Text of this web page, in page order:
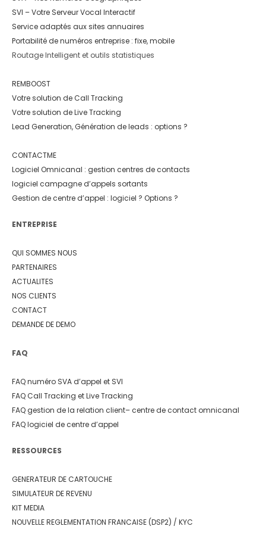
SVI – Votre Serveur Vocal Interactif
Service adaptés aux sites annuaires
Portabilité de numéros entreprise : fixe, mobile
Routage Intelligent et outils statistiques
REMBOOST
Votre solution de Call Tracking
Votre solution de Live Tracking
Lead Generation, Génération de leads : options ?
CONTACTME
Logiciel Omnicanal : gestion centres de contacts
logiciel campagne d’appels sortants
Gestion de centre d’appel : logiciel ? Options ?
ENTREPRISE
QUI SOMMES NOUS
PARTENAIRES
ACTUALITES
NOS CLIENTS
CONTACT
DEMANDE DE DEMO
FAQ
FAQ numéro SVA d’appel et SVI
FAQ Call Tracking et Live Tracking
FAQ gestion de la relation client– centre de contact omnicanal
FAQ logiciel de centre d’appel
RESSOURCES
GENERATEUR DE CARTOUCHE
SIMULATEUR DE REVENU
KIT MEDIA
NOUVELLE REGLEMENTATION FRANCAISE (DSP2) / KYC